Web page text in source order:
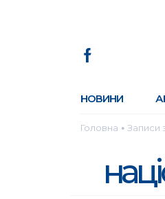
НОВИНИ
Головна ● Записи